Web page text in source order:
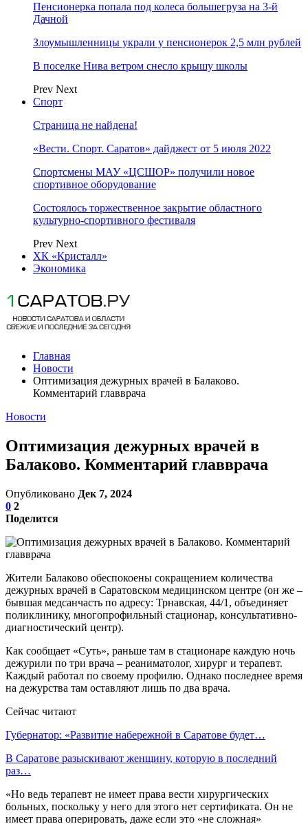
Пенсионерка попала под колеса большегруза на 3-й
Дачной
Злоумышленницы украли у пенсионерок 2,5 млн рублей
В поселке Нива ветром снесло крышу школы
Prev Next
Спорт
Страница не найдена!
«Вести. Спорт. Саратов» дайджест от 5 июля 2022
Спортсмены МАУ «ЦСШОР» получили новое
спортивное оборудование
Состоялось торжественное закрытие областного
культурно-спортивного фестиваля
Prev Next
ХК «Кристалл»
Экономика
Главная
Новости
Оптимизация дежурных врачей в Балаково.
Комментарий главврача
Новости
Оптимизация дежурных врачей в
Балаково. Комментарий главврача
Опубликовано Дек 7, 2024
0 2
Поделится
Жители Балаково обеспокоены сокращением количества
дежурных врачей в Саратовском медицинском центре (он же –
бывшая медсанчасть по адресу: Трнавская, 44/1, объединяет
поликлинику, многопрофильный стационар, консультативно-
диагностический центр).
Как сообщает «Суть», раньше там в стационаре каждую ночь
дежурили по три врача – реаниматолог, хирург и терапевт.
Каждый работал по своему профилю. Однако последнее время
на дежурства там оставляют лишь по два врача.
Сейчас читают
Губернатор: «Развитие набережной в Саратове будет…
В Саратове разыскивают женщину, которую в последний
раз…
«Но ведь терапевт не имеет права вести хирургических
больных, поскольку у него для этого нет сертификата. Он не
имеет права оперировать, даже если это «не сложная»